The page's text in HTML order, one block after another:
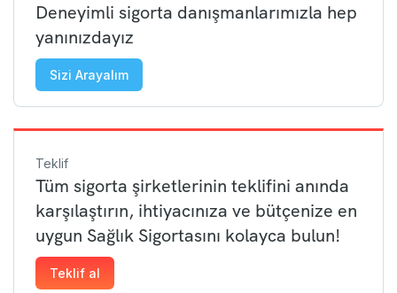
Deneyimli sigorta danışmanlarımızla hep
yanınızdayız
Sizi Arayalım
Teklif
Tüm sigorta şirketlerinin teklifini anında
karşılaştırın, ihtiyacınıza ve bütçenize en
uygun Sağlık Sigortasını kolayca bulun!
Teklif al